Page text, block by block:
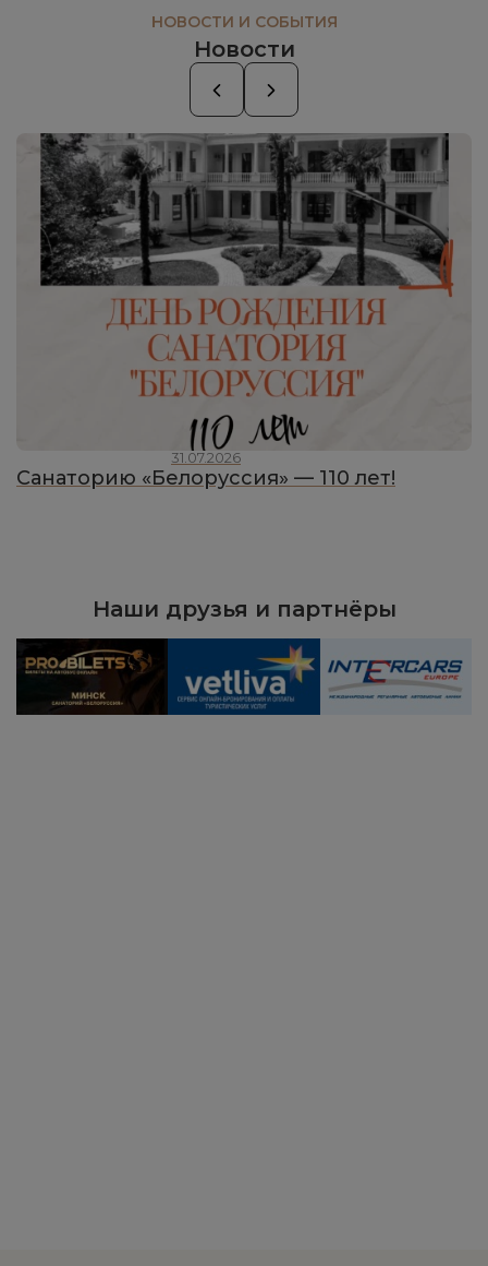
НОВОСТИ И СОБЫТИЯ
Новости
31.07.2026
Санаторию «Белоруссия» — 110 лет!
Наши друзья и партнёры